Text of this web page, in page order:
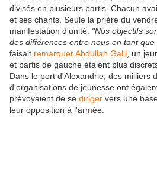
divisés en plusieurs partis. Chacun
et ses chants. Seule la prière du
manifestation d'unité. "Nos objectifs
des différences entre nous en tant
faisait remarquerAbdullah Galil , un
et partis de gauche étaient plus
Dans le port d'Alexandrie, des milliers
d'organisations de jeunesse ont
prévoyaient de se diriger vers une
leur opposition à l'armée.